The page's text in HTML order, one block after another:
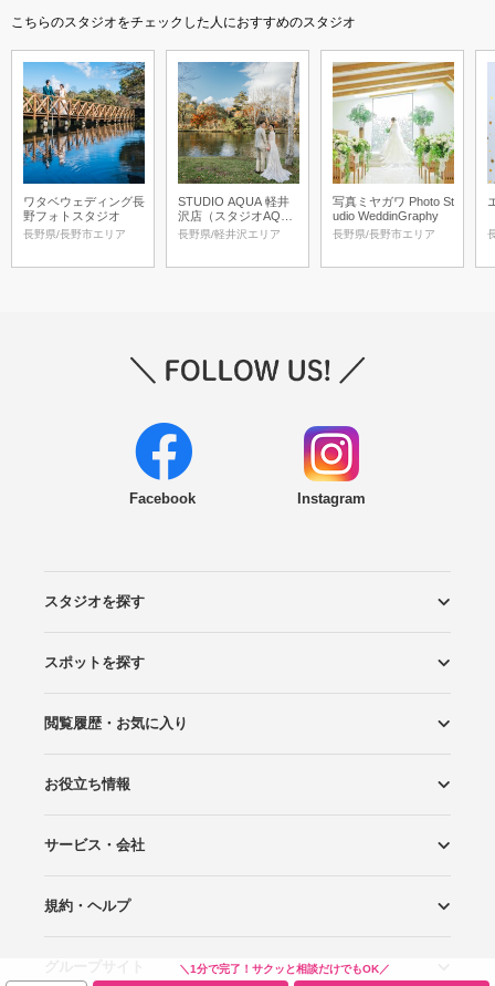
＼1分で完了！サクッと相談だけでもOK／
こちらのスタジオをチェックした人におすすめのスタジオ
ワタベウェディング長
野フォトスタジオ
長野県/長野市エリア
STUDIO AQUA 軽井
沢店（スタジオAQU
A）
長野県/軽井沢エリア
写真ミヤガワ Photo St
udio WeddinGraphy
長野県/長野市エリア
Facebook Instagram
スタジオを探す
エリアから探す
こだわりから探す
NEW PHOTO STYLE
プランから探す
フォトタイプ診断
フォトグラファーから探す
国内リゾートから探す
スポットを探す
ロケーションから探す
スタジオから探す
閲覧履歴・お気に入り
閲覧スタジオ
お気に入り
お役立ち情報
Wedding Photo マガジン
はじめてガイド
サービス・会社
Photoraitとは
スタジオの掲載について
お問い合わせ
運営会社
サイトマップ
規約・ヘルプ
プライバシーポリシー